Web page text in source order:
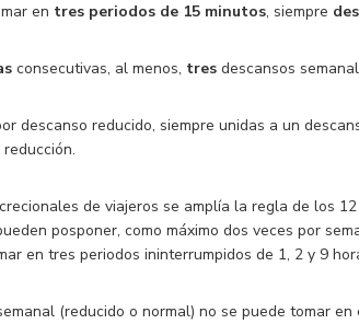
en tres periodos de 15 minutos, siempre
consecutivas, al menos, tres descansos
descanso reducido, siempre unidas a un
de viajeros se amplía la regla de los
posponer, como máximo dos veces por
en tres periodos ininterrumpidos de 1, 2 y 9
(reducido o normal) no se puede tomar